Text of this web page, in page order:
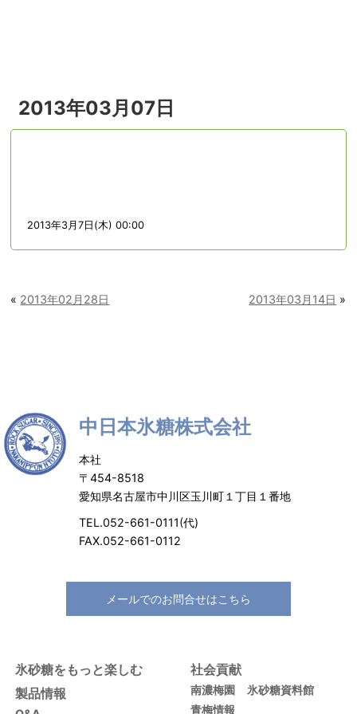
2013年03月07日
2013年3月7日(木) 00:00
« 2013年02月28日 2013年03月14日 »
中日本氷糖株式会社
本社
〒454-8518
愛知県名古屋市中川区玉川町１丁目１番地
TEL.052-661-0111(代)
FAX.052-661-0112
メールでのお問合せはこちら
氷砂糖をもっと楽しむ
製品情報
社会貢献
南濃梅園
氷砂糖資料館
青梅情報